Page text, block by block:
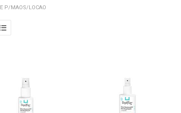
P/MAOS/LOCAO